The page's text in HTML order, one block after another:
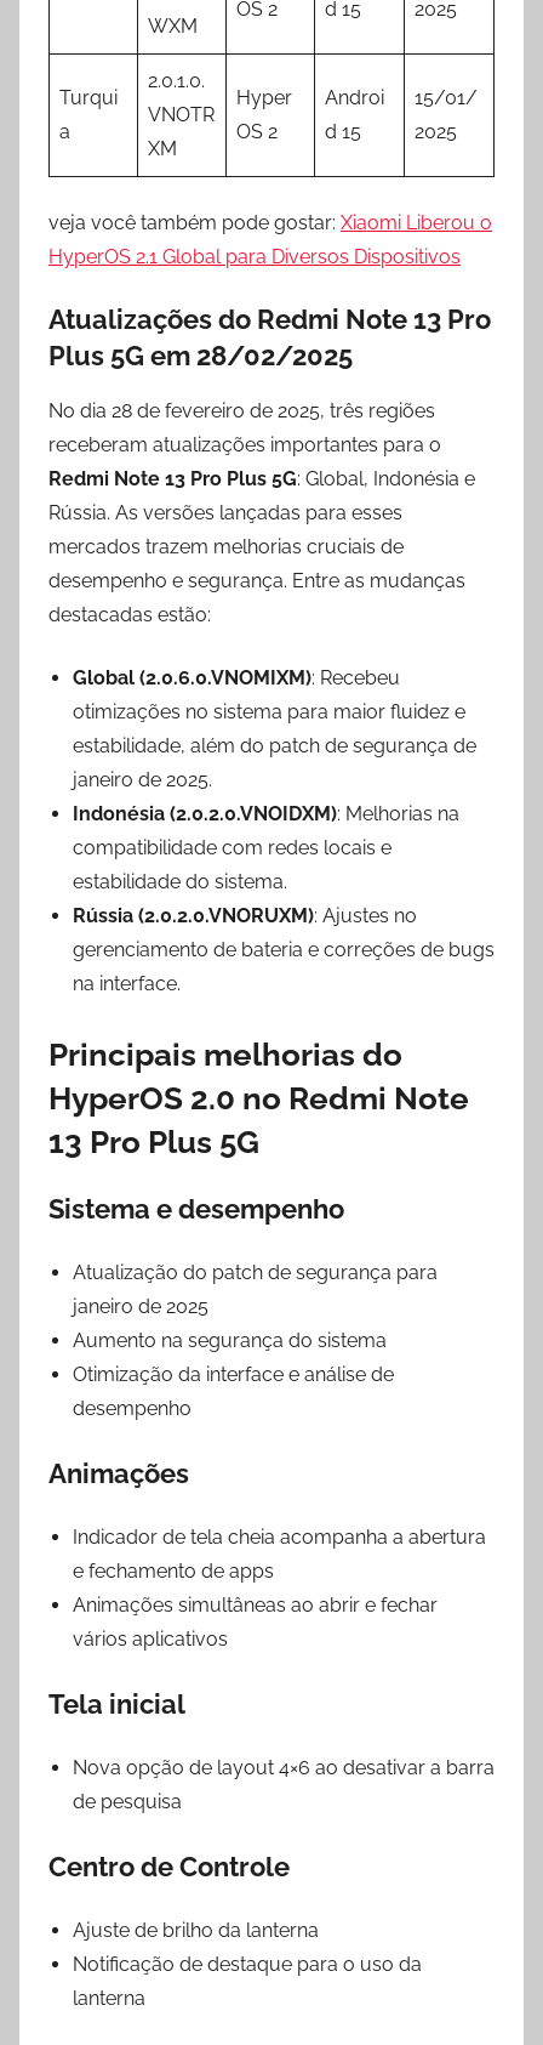
WXM
OS 2 d 15 2025
Turqui
a
2.0.1.0.
VNOTR
XM
Hyper
OS 2
Androi
d 15
15/01/
2025
veja você também pode gostar: Xiaomi Liberou o
HyperOS 2.1 Global para Diversos Dispositivos
Atualizações do Redmi Note 13 Pro
Plus 5G em 28/02/2025
No dia 28 de fevereiro de 2025, três regiões
receberam atualizações importantes para o
Redmi Note 13 Pro Plus 5G: Global, Indonésia e
Rússia. As versões lançadas para esses
mercados trazem melhorias cruciais de
desempenho e segurança. Entre as mudanças
destacadas estão:
Global (2.0.6.0.VNOMIXM): Recebeu
otimizações no sistema para maior fluidez e
estabilidade, além do patch de segurança de
janeiro de 2025.
Indonésia (2.0.2.0.VNOIDXM): Melhorias na
compatibilidade com redes locais e
estabilidade do sistema.
Rússia (2.0.2.0.VNORUXM): Ajustes no
gerenciamento de bateria e correções de bugs
na interface.
Principais melhorias do
HyperOS 2.0 no Redmi Note
13 Pro Plus 5G
Sistema e desempenho
Atualização do patch de segurança para
janeiro de 2025
Aumento na segurança do sistema
Otimização da interface e análise de
desempenho
Animações
Indicador de tela cheia acompanha a abertura
e fechamento de apps
Animações simultâneas ao abrir e fechar
vários aplicativos
Tela inicial
Nova opção de layout 4×6 ao desativar a barra
de pesquisa
Centro de Controle
Ajuste de brilho da lanterna
Notificação de destaque para o uso da
lanterna